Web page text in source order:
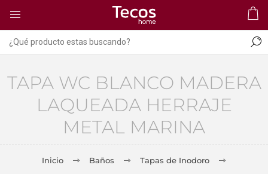
TAPA WC BLANCO MADERA
LAQUEADA HERRAJE
METAL MARINA
Inicio Baños
Tapas de Inodoro